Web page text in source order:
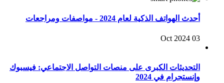
أحدث الهواتف الذكية لعام 2024 - مواصفات ومراجعات
03 Oct 2024
التحديثات الكبرى على منصات التواصل الاجتماعي: فيسبوك
وإنستجرام في 2024